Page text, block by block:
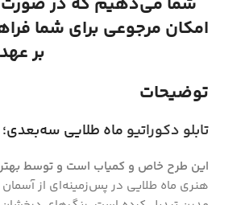
امکان مرجوعی برای شما
بر
توضیحات
تابلو دکوراتیو ماه طلایی
این طرح خاص و کمیاب است و توسط
هنری ماه طلایی در پس‌زمینه‌ای از آسمان